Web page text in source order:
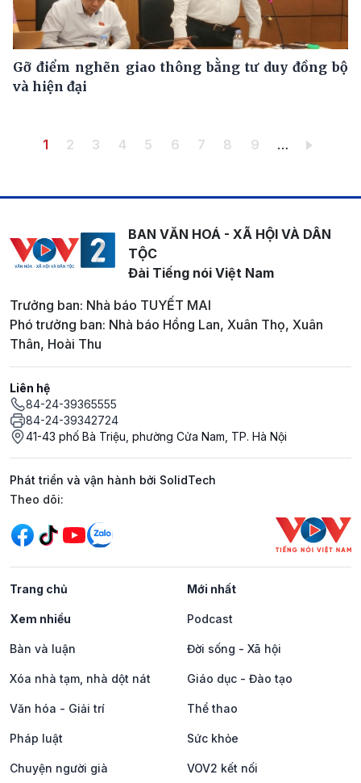
Gỡ điểm nghẽn giao thông bằng tư duy đồng bộ
và hiện đại
Pagination
Trang hiện thời
1 Trang
2 Trang
3 Trang
4 Trang
5 Trang
6 Trang
7 Trang
8 Trang
9 …
BAN VĂN HOÁ - XÃ HỘI VÀ DÂN
TỘC
Đài Tiếng nói Việt Nam
Trưởng ban: Nhà báo TUYẾT MAI
Phó trưởng ban: Nhà báo Hồng Lan, Xuân Thọ, Xuân
Thân, Hoài Thu
Liên hệ
84-24-39365555
84-24-39342724
41-43 phố Bà Triệu, phường Cửa Nam, TP. Hà Nội
Phát triển và vận hành bởi SolidTech
Mạng xã hội
Theo dõi:
Trang chủ Mới nhất
Xem nhiều Podcast
Bàn và luận Đời sống - Xã hội
Xóa nhà tạm, nhà dột nát Giáo dục - Đào tạo
Văn hóa - Giải trí Thể thao
Pháp luật Sức khỏe
Chuyện người già VOV2 kết nối